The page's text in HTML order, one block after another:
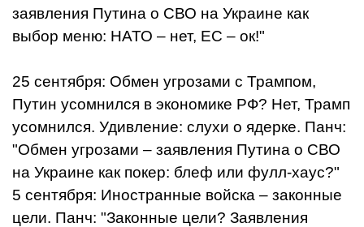
заявления Путина о СВО на Украине как
выбор меню: НАТО – нет, ЕС – ок!"
25 сентября: Обмен угрозами с Трампом,
Путин усомнился в экономике РФ? Нет, Трамп
усомнился. Удивление: слухи о ядерке. Панч:
"Обмен угрозами – заявления Путина о СВО
на Украине как покер: блеф или фулл-хаус?"
5 сентября: Иностранные войска – законные
цели. Панч: "Законные цели? Заявления